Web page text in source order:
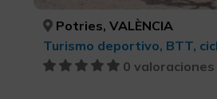
Potries, VALÈNCIA
0 valoraciones